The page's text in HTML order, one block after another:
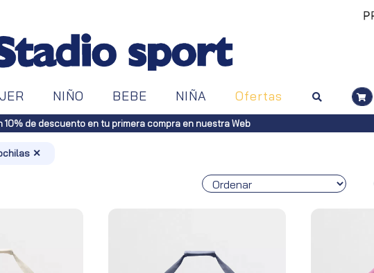
NIÑO BEBE NIÑA Ofertas
España (Canarias, pedidos superiores a 50€. Península, pedidos superiores a 100€)
✕